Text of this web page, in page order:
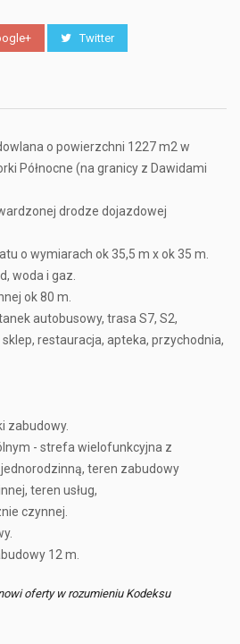
Twitter
o powierzchni 1227 m2 w
Północne (na granicy z Dawidami
drodze dojazdowej
o wymiarach ok 35,5 m x ok 35 m.
woda i gaz.
ok 80 m.
autobusowy, trasa S7, S2,
restauracja, apteka, przychodnia,
zabudowy.
- strefa wielofunkcyjna z
teren zabudowy
teren usług,
czynnej.
12 m.
oferty w rozumieniu Kodeksu